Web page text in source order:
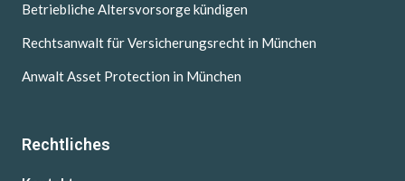
Betriebliche Altersvorsorge kündigen
Rechtsanwalt für Versicherungsrecht in München
Anwalt Asset Protection in München
Rechtliches